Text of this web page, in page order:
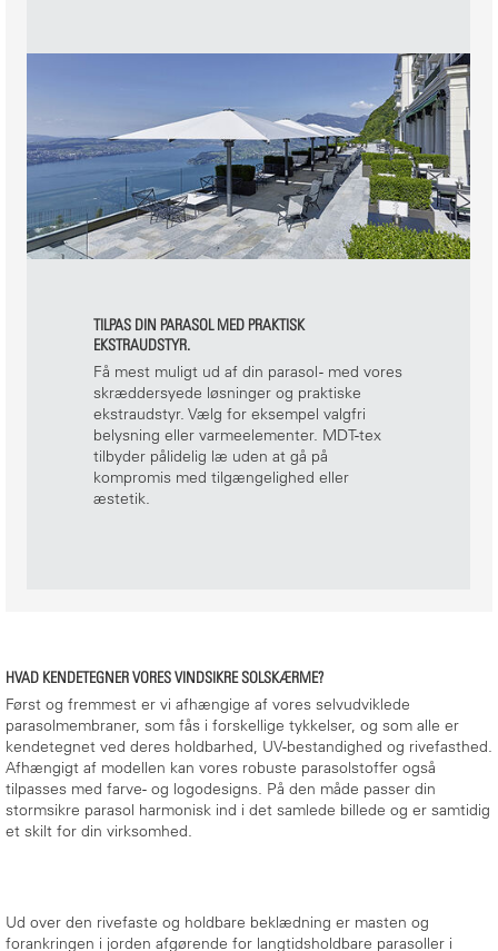
TILPAS DIN PARASOL MED PRAKTISK
EKSTRAUDSTYR.
Få mest muligt ud af din parasol - med vores
skræddersyede løsninger og praktiske
ekstraudstyr. Vælg for eksempel valgfri
belysning eller varmeelementer. MDT-tex
tilbyder pålidelig læ uden at gå på
kompromis med tilgængelighed eller
æstetik.
HVAD KENDETEGNER VORES VINDSIKRE SOLSKÆRME?
Først og fremmest er vi afhængige af vores selvudviklede
parasolmembraner, som fås i forskellige tykkelser, og som alle er
kendetegnet ved deres holdbarhed, UV-bestandighed og rivefasthed.
Afhængigt af modellen kan vores robuste parasolstoffer også
tilpasses med farve- og logodesigns. På den måde passer din
stormsikre parasol harmonisk ind i det samlede billede og er samtidig
et skilt for din virksomhed.
Ud over den rivefaste og holdbare beklædning er masten og
forankringen i jorden afgørende for langtidsholdbare parasoller i